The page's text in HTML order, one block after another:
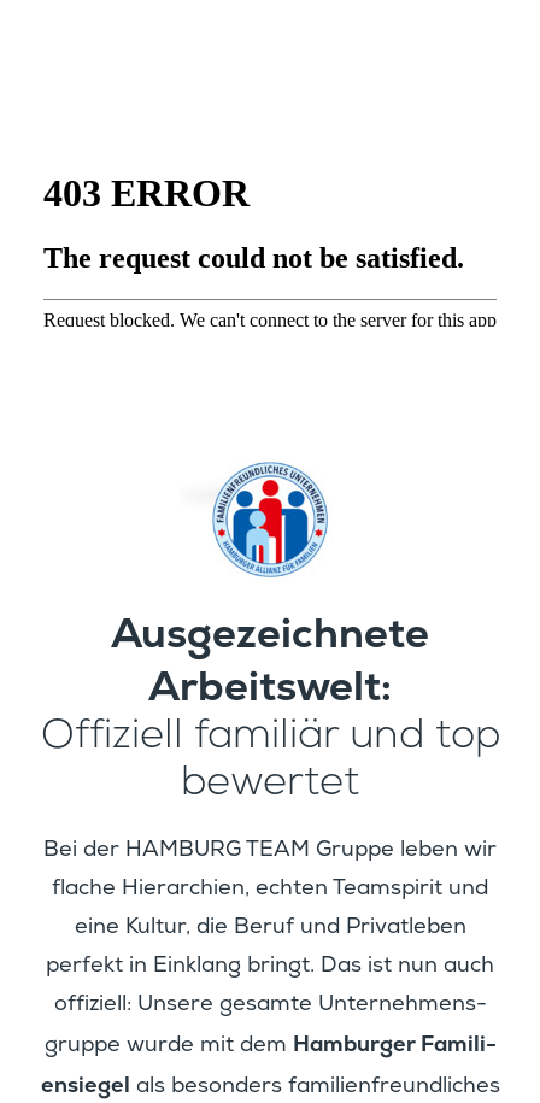
Ausge­zeich­nete
Arbeitswelt:
Offiziell familiär und top
bewertet
Bei der HAMBURG TEAM Gruppe leben wir
flache Hierar­chien, echten Teamspirit und
eine Kultur, die Beruf und Privat­leben
perfekt in Einklang bringt. Das ist nun auch
offiziell: Unsere gesamte Unter­neh­mens­
gruppe wurde mit dem Hamburger Famili­
en­siegel als beson­ders famili­en­freund­li­ches